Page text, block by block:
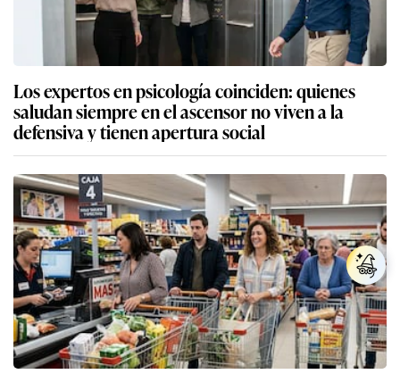
Los expertos en psicología coinciden: quienes
saludan siempre en el ascensor no viven a la
defensiva y tienen apertura social